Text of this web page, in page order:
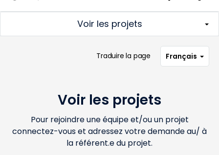
Voir les projets
Traduire la page Français
Voir les projets
Pour rejoindre une équipe et/ou un projet
connectez-vous et adressez votre demande au/ à
la référent.e du projet.